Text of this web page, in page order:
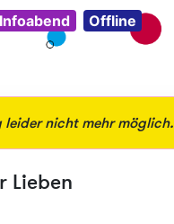
Infoabend Offline
leider nicht mehr möglich.
Lieben